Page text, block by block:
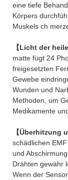
eine tiefe
Körpers
Muskels ch
【Licht der
matte fügt 24
freigesetzten
Gewebe
Wunden und
Methoden, um
Medikamente
【Überhitzung
schädlichen
und
Drähten gewähr
Wenn der